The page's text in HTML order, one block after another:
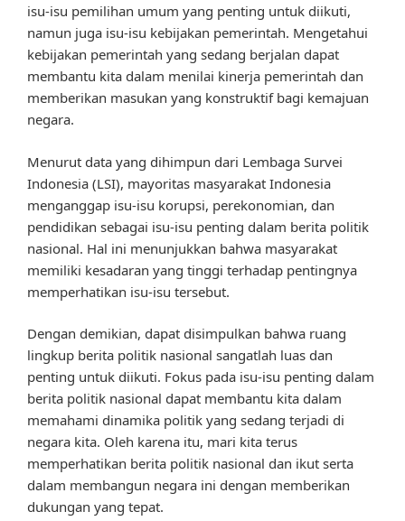
isu-isu pemilihan umum yang penting untuk diikuti,
namun juga isu-isu kebijakan pemerintah. Mengetahui
kebijakan pemerintah yang sedang berjalan dapat
membantu kita dalam menilai kinerja pemerintah dan
memberikan masukan yang konstruktif bagi kemajuan
negara.
Menurut data yang dihimpun dari Lembaga Survei
Indonesia (LSI), mayoritas masyarakat Indonesia
menganggap isu-isu korupsi, perekonomian, dan
pendidikan sebagai isu-isu penting dalam berita politik
nasional. Hal ini menunjukkan bahwa masyarakat
memiliki kesadaran yang tinggi terhadap pentingnya
memperhatikan isu-isu tersebut.
Dengan demikian, dapat disimpulkan bahwa ruang
lingkup berita politik nasional sangatlah luas dan
penting untuk diikuti. Fokus pada isu-isu penting dalam
berita politik nasional dapat membantu kita dalam
memahami dinamika politik yang sedang terjadi di
negara kita. Oleh karena itu, mari kita terus
memperhatikan berita politik nasional dan ikut serta
dalam membangun negara ini dengan memberikan
dukungan yang tepat.